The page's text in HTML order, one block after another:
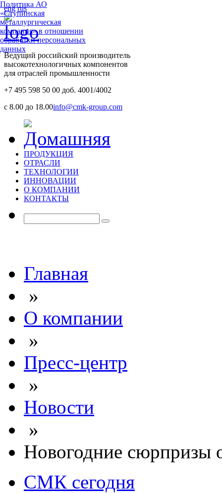
eng rus
Ведущий российский производитель
высокотехнологичных компонентов
для отраслей промышленности
+7 495 598 50 00 доб. 4001/4002
с 8.00 до 18.00info@cmk-group.com
ПРОДУКЦИЯ
ОТРАСЛИ
ТЕХНОЛОГИИ
ИННОВАЦИИ
О КОМПАНИИ
КОНТАКТЫ
Главная
»
О компании
»
Пресс-центр
»
Новости
»
Новогодние
СМК сегодня
Политика АО
«Ступинская
металлургическая
компания» в отношении
обработки персональных
данных